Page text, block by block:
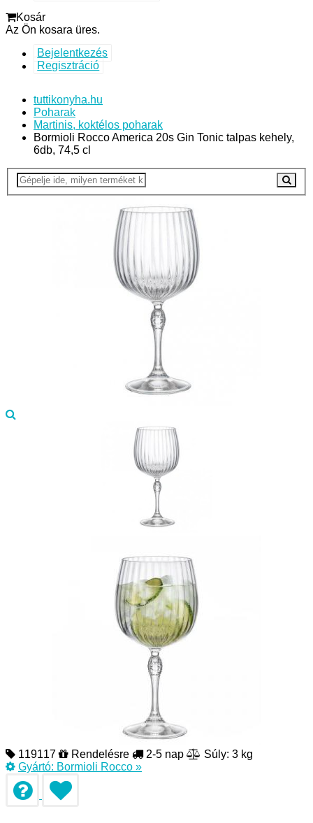
Kosár
Az Ön kosara üres.
Bejelentkezés
Regisztráció
tuttikonyha.hu
Poharak
Martinis, koktélos poharak
Bormioli Rocco America 20s Gin Tonic talpas kehely,
6db, 74,5 cl
119117 Rendelésre 2-5 nap
Súly: 3 kg
Gyártó: Bormioli Rocco »